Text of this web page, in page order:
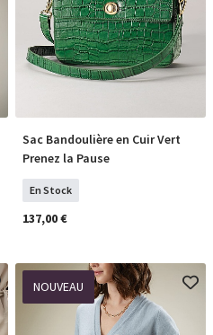
COMMANDER
Sac Bandoulière en Cuir Vert
Prenez la Pause
En Stock
137,00 €
NOUVEAU